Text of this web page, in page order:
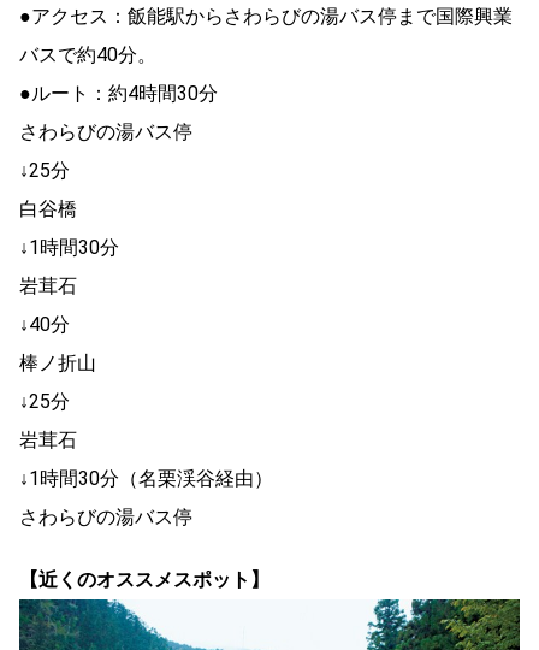
●アクセス：飯能駅からさわらびの湯バス停まで国際興業
バスで約40分。
●ルート：約4時間30分
さわらびの湯バス停
↓25分
白谷橋
↓1時間30分
岩茸石
↓40分
棒ノ折山
↓25分
岩茸石
↓1時間30分（名栗渓谷経由）
さわらびの湯バス停
【近くのオススメスポット】